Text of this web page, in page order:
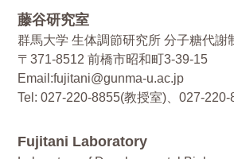
藤谷研究室
群馬大学 生体調節研究所 分子糖代謝
〒371-8512 前橋市昭和町3-39-15
Email:fujitani@gunma-u.ac.jp
Tel: 027-220-8855(教授室)、027-
Fujitani Laboratory